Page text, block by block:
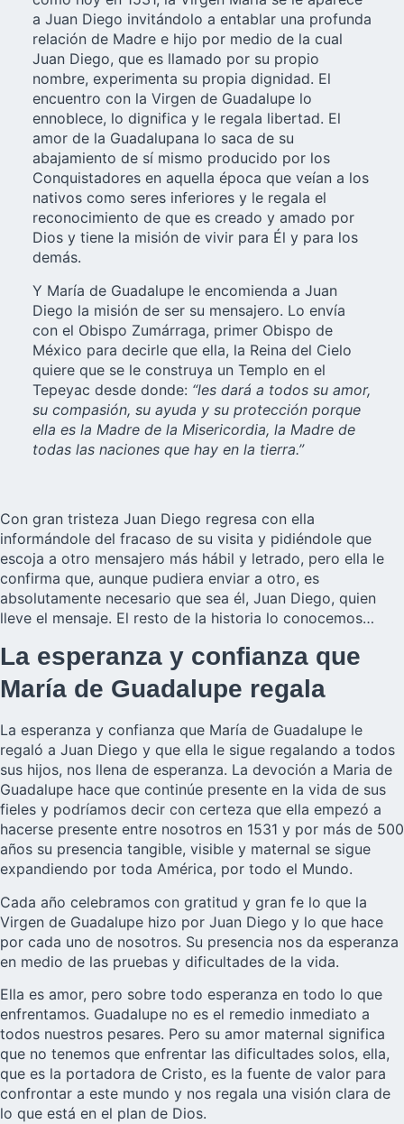
a Juan Diego invitándolo a entablar una profunda
relación de Madre e hijo por medio de la cual
Juan Diego, que es llamado por su propio
nombre, experimenta su propia dignidad. El
encuentro con la Virgen de Guadalupe lo
ennoblece, lo dignifica y le regala libertad. El
amor de la Guadalupana lo saca de su
abajamiento de sí mismo producido por los
Conquistadores en aquella época que veían a los
nativos como seres inferiores y le regala el
reconocimiento de que es creado y amado por
Dios y tiene la misión de vivir para Él y para los
demás.
Y María de Guadalupe le encomienda a Juan
Diego la misión de ser su mensajero. Lo envía
con el Obispo Zumárraga, primer Obispo de
México para decirle que ella, la Reina del Cielo
quiere que se le construya un Templo en el
Tepeyac desde donde: “les dará a todos su amor,
su compasión, su ayuda y su protección porque
ella es la Madre de la Misericordia, la Madre de
todas las naciones que hay en la tierra.”
Con gran tristeza Juan Diego regresa con ella
informándole del fracaso de su visita y pidiéndole que
escoja a otro mensajero más hábil y letrado, pero ella le
confirma que, aunque pudiera enviar a otro, es
absolutamente necesario que sea él, Juan Diego, quien
lleve el mensaje. El resto de la historia lo conocemos…
La esperanza y confianza que
María de Guadalupe regala
La esperanza y confianza que María de Guadalupe le
regaló a Juan Diego y que ella le sigue regalando a todos
sus hijos, nos llena de esperanza. La devoción a Maria de
Guadalupe hace que continúe presente en la vida de sus
fieles y podríamos decir con certeza que ella empezó a
hacerse presente entre nosotros en 1531 y por más de 500
años su presencia tangible, visible y maternal se sigue
expandiendo por toda América, por todo el Mundo.
Cada año celebramos con gratitud y gran fe lo que la
Virgen de Guadalupe hizo por Juan Diego y lo que hace
por cada uno de nosotros. Su presencia nos da esperanza
en medio de las pruebas y dificultades de la vida.
Ella es amor, pero sobre todo esperanza en todo lo que
enfrentamos. Guadalupe no es el remedio inmediato a
todos nuestros pesares. Pero su amor maternal significa
que no tenemos que enfrentar las dificultades solos, ella,
que es la portadora de Cristo, es la fuente de valor para
confrontar a este mundo y nos regala una visión clara de
lo que está en el plan de Dios.